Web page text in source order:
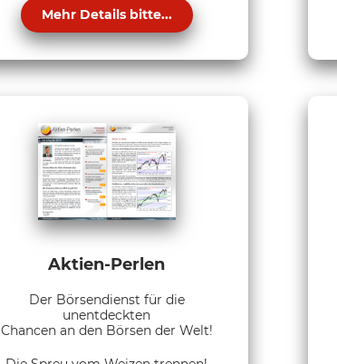
Mehr Details bitte...
Aktien-Perlen
Der Börsendienst für die
unentdeckten
Chancen an den Börsen der Welt!